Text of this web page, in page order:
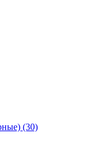
(30)